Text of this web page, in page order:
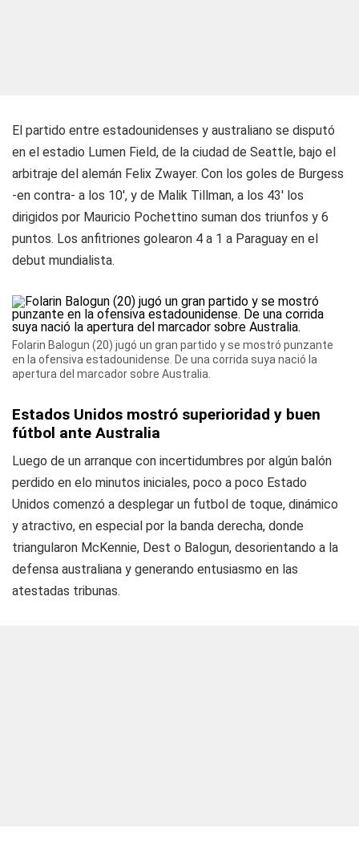
El partido entre estadounidenses y australiano se disputó
en el estadio Lumen Field, de la ciudad de Seattle, bajo el
arbitraje del alemán Felix Zwayer. Con los goles de Burgess
-en contra- a los 10', y de Malik Tillman, a los 43' los
dirigidos por Mauricio Pochettino suman dos triunfos y 6
puntos. Los anfitriones golearon 4 a 1 a Paraguay en el
debut mundialista.
Folarin Balogun (20) jugó un gran partido y se mostró punzante
en la ofensiva estadounidense. De una corrida suya nació la
apertura del marcador sobre Australia.
Estados Unidos mostró superioridad y buen
fútbol ante Australia
Luego de un arranque con incertidumbres por algún balón
perdido en elo minutos iniciales, poco a poco Estado
Unidos comenzó a desplegar un futbol de toque, dinámico
y atractivo, en especial por la banda derecha, donde
triangularon McKennie, Dest o Balogun, desorientando a la
defensa australiana y generando entusiasmo en las
atestadas tribunas.